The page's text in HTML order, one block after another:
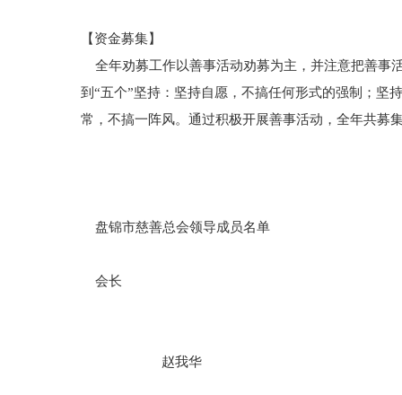
【资金募集】
全年劝募工作以善事活动劝募为主，并注意把善事
到“五个”坚持：坚持自愿，不搞任何形式的强制；坚
常，不搞一阵风。通过积极开展善事活动，全年共募
盘锦市慈善总会领导成员名单
会长
赵我华